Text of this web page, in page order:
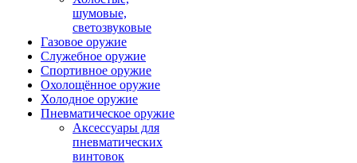
шумовые,
светозвуковые
Газовое оружие
Служебное оружие
Спортивное оружие
Охолощённое оружие
Холодное оружие
Пневматическое оружие
Аксессуары для
пневматических
винтовок